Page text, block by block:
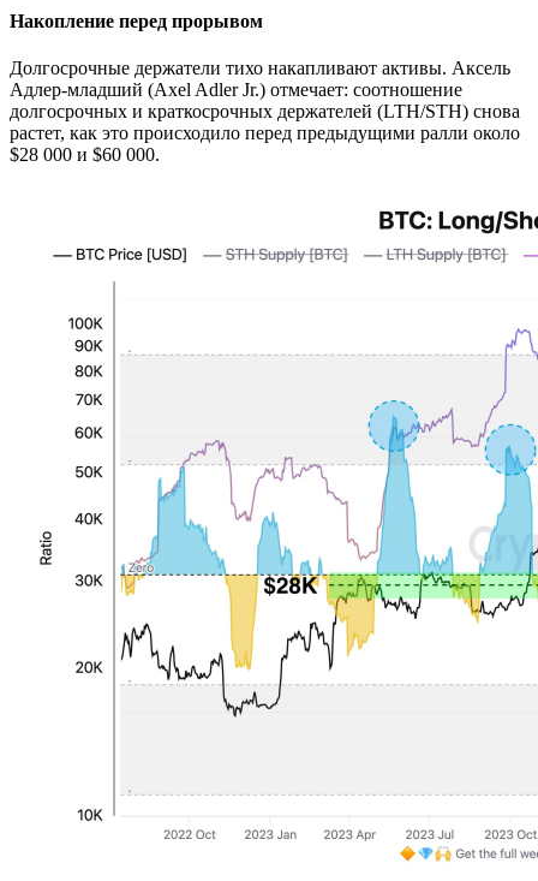
Накопление перед прорывом
Долгосрочные держатели тихо накапливают активы. Аксель
Адлер-младший (Axel Adler Jr.) отмечает: соотношение
долгосрочных и краткосрочных держателей (LTH/STH) снова
растет, как это происходило перед предыдущими ралли около
$28 000 и $60 000.